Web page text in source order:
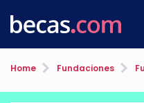
Home Fundaciones